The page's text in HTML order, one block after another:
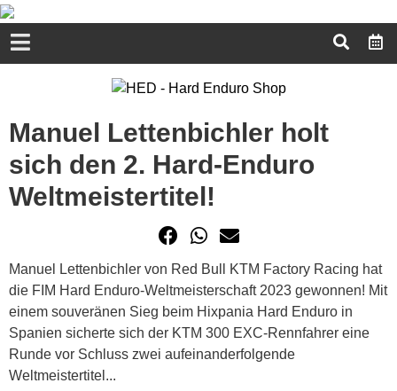
Manuel Lettenbichler holt
sich den 2. Hard-Enduro
Weltmeistertitel!
Manuel Lettenbichler von Red Bull KTM Factory Racing hat
die FIM Hard Enduro-Weltmeisterschaft 2023 gewonnen! Mit
einem souveränen Sieg beim Hixpania Hard Enduro in
Spanien sicherte sich der KTM 300 EXC-Rennfahrer eine
Runde vor Schluss zwei aufeinanderfolgende
Weltmeistertitel...